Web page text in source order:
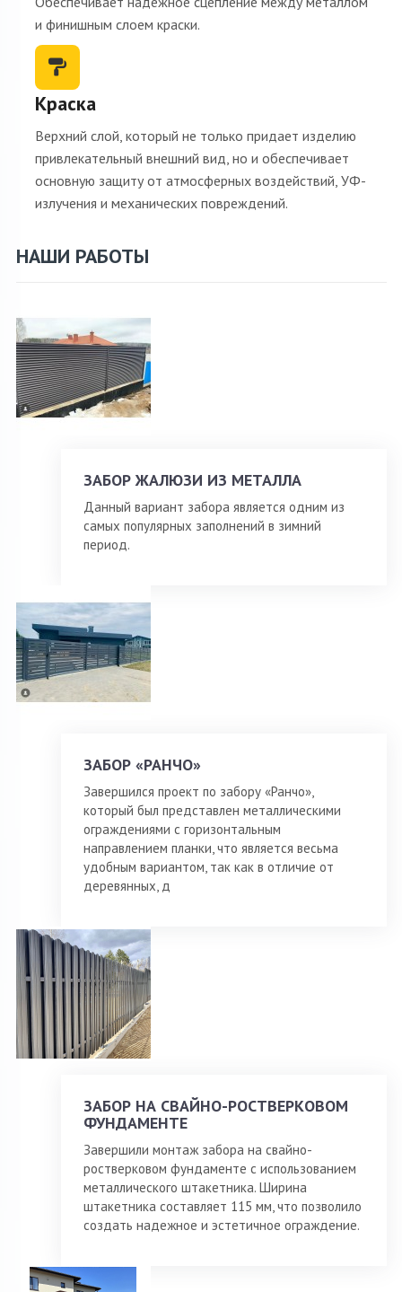
и финишным слоем краски.
Краска
Верхний слой, который не только придает изделию
привлекательный внешний вид, но и обеспечивает
основную защиту от атмосферных воздействий, УФ-
излучения и механических повреждений.
НАШИ РАБОТЫ
ЗАБОР ЖАЛЮЗИ ИЗ МЕТАЛЛА
Данный вариант забора является одним из
самых популярных заполнений в зимний
период.
ЗАБОР «РАНЧО»
Завершился проект по забору «Ранчо»,
который был представлен металлическими
ограждениями с горизонтальным
направлением планки, что является весьма
удобным вариантом, так как в отличие от
деревянных, д
ЗАБОР НА СВАЙНО-РОСТВЕРКОВОМ
ФУНДАМЕНТЕ
Завершили монтаж забора на свайно-
ростверковом фундаменте с использованием
металлического штакетника. Ширина
штакетника составляет 115 мм, что позволило
создать надежное и эстетичное ограждение.